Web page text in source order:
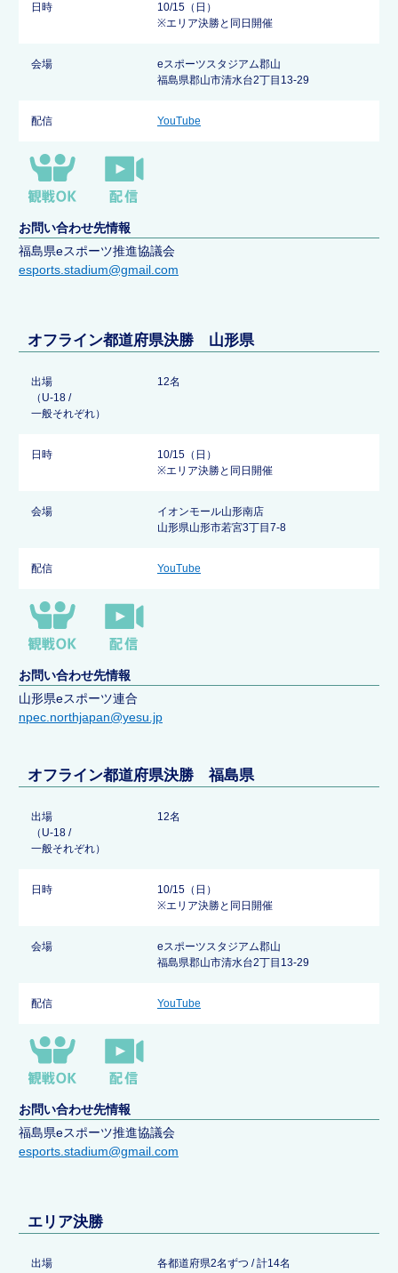
日時
10/15（日）
※エリア決勝と同日開催
会場
eスポーツスタジアム郡山
福島県郡山市清水台2丁目13-29
配信 YouTube
お問い合わせ先情報
福島県eスポーツ推進協議会
esports.stadium@gmail.com
オフライン都道府県決勝 山形県
出場
（U-18 /
一般それぞれ）
12名
日時
10/15（日）
※エリア決勝と同日開催
会場
イオンモール山形南店
山形県山形市若宮3丁目7-8
配信 YouTube
お問い合わせ先情報
山形県eスポーツ連合
npec.northjapan@yesu.jp
オフライン都道府県決勝 福島県
出場
（U-18 /
一般それぞれ）
12名
日時
10/15（日）
※エリア決勝と同日開催
会場
eスポーツスタジアム郡山
福島県郡山市清水台2丁目13-29
配信 YouTube
お問い合わせ先情報
福島県eスポーツ推進協議会
esports.stadium@gmail.com
エリア決勝
出場 各都道府県2名ずつ / 計14名